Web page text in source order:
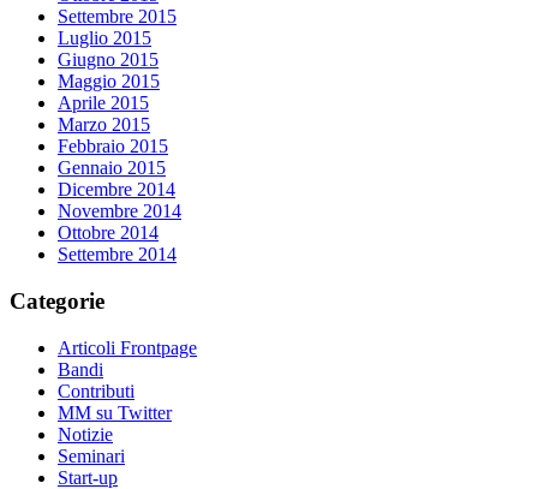
Settembre 2015
Luglio 2015
Giugno 2015
Maggio 2015
Aprile 2015
Marzo 2015
Febbraio 2015
Gennaio 2015
Dicembre 2014
Novembre 2014
Ottobre 2014
Settembre 2014
Categorie
Articoli Frontpage
Bandi
Contributi
MM su Twitter
Notizie
Seminari
Start-up